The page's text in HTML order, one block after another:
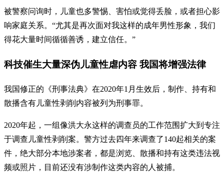
被警察问询时，儿童也多警惕、害怕或觉得丢脸，或者担心影
响家庭关系。“尤其是再次面对我这样的成年男性形象，我们
得花大量时间循循善诱，建立信任。”
科技催生大量深伪儿童性虐内容 我国将增强法律
我国修正的《刑事法典》在2020年1月生效后，制作、持有和
散播含有儿童性剥削内容被列为刑事罪。
2020年起，一组像洪大永这样的调查员的工作范围扩大到专注
于调查儿童性剥削案。警方过去四年来调查了140起相关的案
件，绝大部分本地涉案者，都是浏览、散播和持有这类违法视
频或照片，目前还没有涉制作这类内容的人被捕。